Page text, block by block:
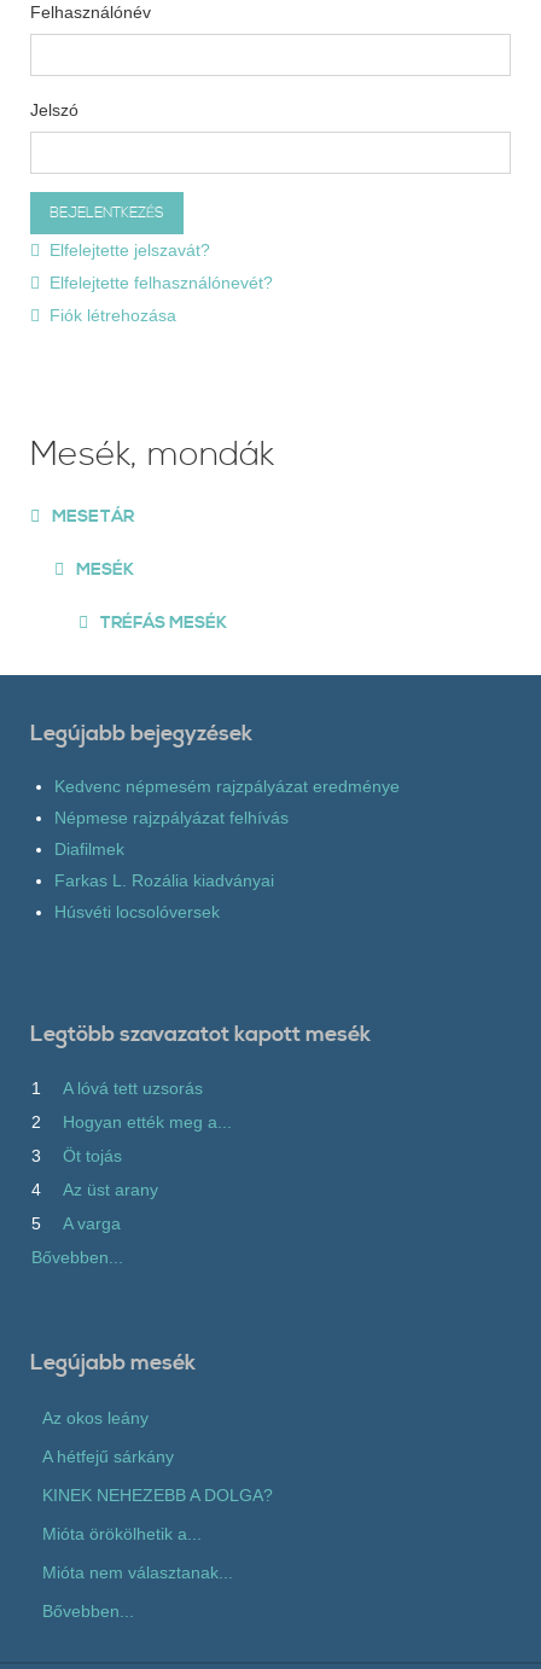
Felhasználónév
Jelszó
Elfelejtette jelszavát?
Elfelejtette felhasználónevét?
Fiók létrehozása
Mesék, mondák
MESETÁR
MESÉK
TRÉFÁS MESÉK
Legújabb bejegyzések
Kedvenc népmesém rajzpályázat eredménye
Népmese rajzpályázat felhívás
Diafilmek
Farkas L. Rozália kiadványai
Húsvéti locsolóversek
Legtöbb szavazatot kapott mesék
1
A lóvá tett uzsorás
2
Hogyan ették meg a...
3
Öt tojás
4
Az üst arany
5
A varga
Bővebben...
Legújabb mesék
Az okos leány
A hétfejű sárkány
KINEK NEHEZEBB A DOLGA?
Mióta örökölhetik a...
Mióta nem választanak...
Bővebben...